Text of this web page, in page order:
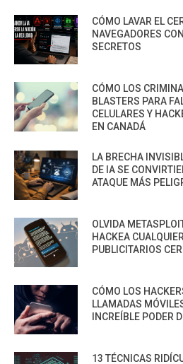
CÓMO LAVAR EL
NAVEGADORES
SECRETOS
CÓMO LOS
BLASTERS PARA
CELULARES Y
EN CANADÁ
LA BRECHA
DE IA SE
ATAQUE MÁS
OLVIDA
HACKEA
PUBLICITARIOS
CÓMO LOS
LLAMADAS
INCREÍBLE PODER
13 TÉCNICAS